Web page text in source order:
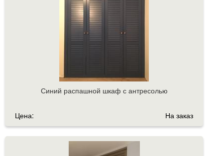
Синий распашной шкаф с антресолью
Цена: На заказ